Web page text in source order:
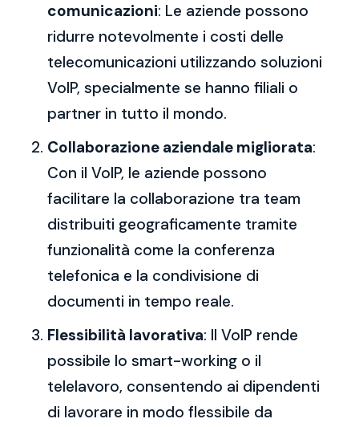
comunicazioni: Le aziende possono
ridurre notevolmente i costi delle
telecomunicazioni utilizzando soluzioni
VoIP, specialmente se hanno filiali o
partner in tutto il mondo.
Collaborazione aziendale migliorata:
Con il VoIP, le aziende possono
facilitare la collaborazione tra team
distribuiti geograficamente tramite
funzionalità come la conferenza
telefonica e la condivisione di
documenti in tempo reale.
Flessibilità lavorativa: Il VoIP rende
possibile lo smart-working o il
telelavoro, consentendo ai dipendenti
di lavorare in modo flessibile da